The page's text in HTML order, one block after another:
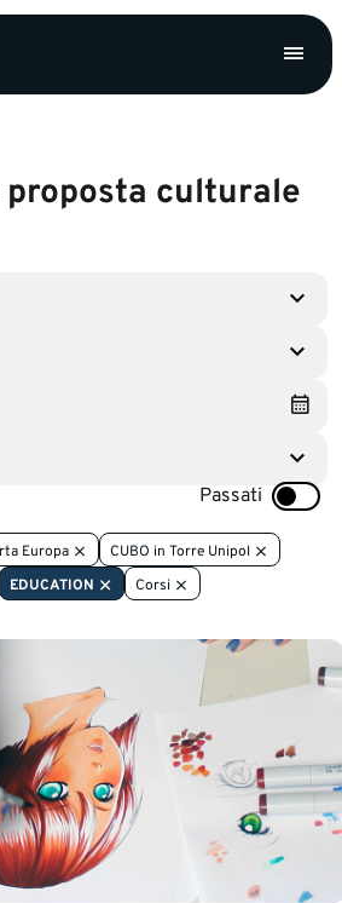
proposta culturale
Passati
Europa
CUBO in Torre Unipol
EDUCATION Corsi